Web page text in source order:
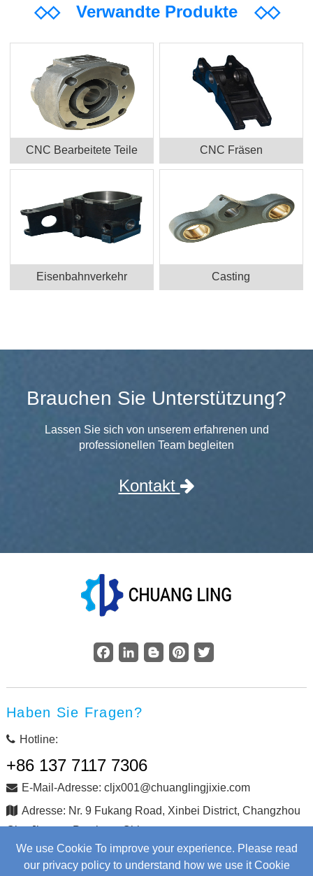
We use Cookie To improve your experience. Please read
our privacy policy to understand how we use it Cookie
◇◇Verwandte Produkte ◇◇
CNC Bearbeitete Teile CNC Fräsen
Eisenbahnverkehr Casting
Brauchen Sie Unterstützung?
Lassen Sie sich von unserem erfahrenen und
professionellen Team begleiten
Kontakt
Facebook
LinkedInBloggerPinterestTwitter
Haben Sie Fragen?
Hotline:
+86 137 7117 7306
E-Mail-Adresse: cljx001@chuanglingjixie.com
Adresse: Nr. 9 Fukang Road, Xinbei District, Changzhou
City, Jiangsu Province, China